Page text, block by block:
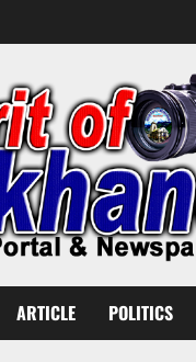
ARTICLE POLITICS